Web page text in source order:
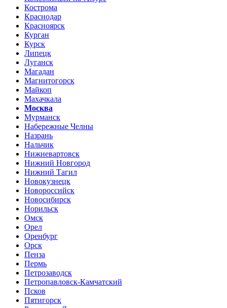
Кострома
Краснодар
Красноярск
Курган
Курск
Липецк
Луганск
Магадан
Магнитогорск
Майкоп
Махачкала
Москва
Мурманск
Набережные Челны
Назрань
Нальчик
Нижневартовск
Нижний Новгород
Нижний Тагил
Новокузнецк
Новороссийск
Новосибирск
Норильск
Омск
Орел
Оренбург
Орск
Пенза
Пермь
Петрозаводск
Петропавловск-Камчатский
Псков
Пятигорск